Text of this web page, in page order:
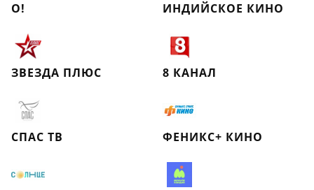
О! ИНДИЙСКОЕ КИНО
ЗВЕЗДА ПЛЮС 8 КАНАЛ
СПАС ТВ ФЕНИКС+ КИНО